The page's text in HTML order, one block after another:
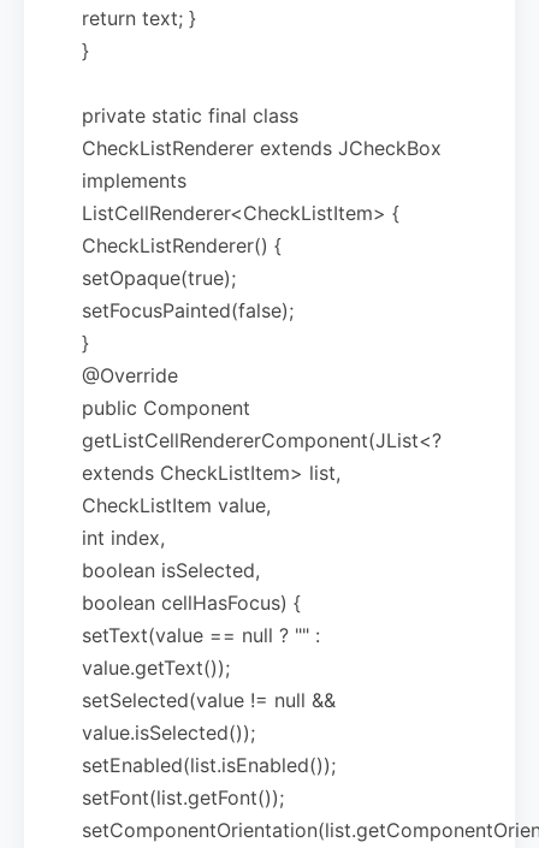
return text; }
}
private static final class
CheckListRenderer extends JCheckBox
implements
ListCellRenderer<CheckListItem> {
CheckListRenderer() {
setOpaque(true);
setFocusPainted(false);
}
@Override
public Component
getListCellRendererComponent(JList<?
extends CheckListItem> list,
CheckListItem value,
int index,
boolean isSelected,
boolean cellHasFocus) {
setText(value == null ? "" :
value.getText());
setSelected(value != null &&
value.isSelected());
setEnabled(list.isEnabled());
setFont(list.getFont());